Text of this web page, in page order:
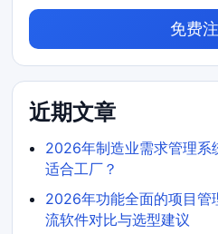
免费
近期文章
2026年制造业需求管理系
适合工厂？
2026年功能全面的项目管
流软件对比与选型建议